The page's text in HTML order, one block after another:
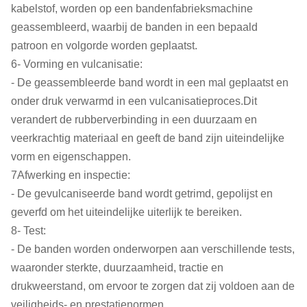
kabelstof, worden op een bandenfabrieksmachine
geassembleerd, waarbij de banden in een bepaald
patroon en volgorde worden geplaatst.
6- Vorming en vulcanisatie:
- De geassembleerde band wordt in een mal geplaatst en
onder druk verwarmd in een vulcanisatieproces.Dit
verandert de rubberverbinding in een duurzaam en
veerkrachtig materiaal en geeft de band zijn uiteindelijke
vorm en eigenschappen.
7Afwerking en inspectie:
- De gevulcaniseerde band wordt getrimd, gepolijst en
geverfd om het uiteindelijke uiterlijk te bereiken.
8- Test:
- De banden worden onderworpen aan verschillende tests,
waaronder sterkte, duurzaamheid, tractie en
drukweerstand, om ervoor te zorgen dat zij voldoen aan de
veiligheids- en prestatienormen.